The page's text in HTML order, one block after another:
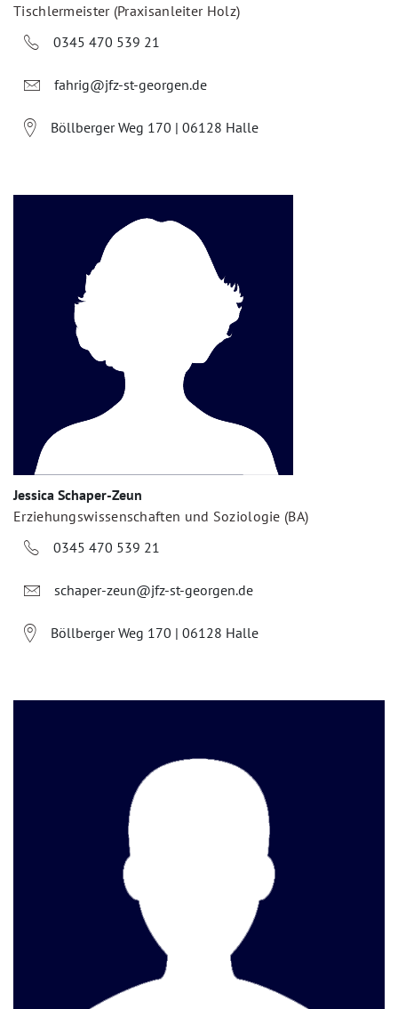
Tischlermeister (Praxisanleiter Holz)
0345 470 539 21
fahrig@jfz-st-georgen.de
Böllberger Weg 170 | 06128 Halle
Jessica Schaper-Zeun
Erziehungswissenschaften und Soziologie (BA)
0345 470 539 21
schaper-zeun@jfz-st-georgen.de
Böllberger Weg 170 | 06128 Halle